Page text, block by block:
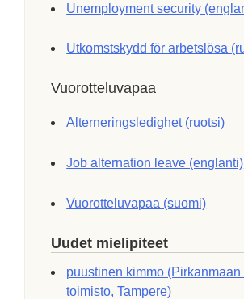
Unemployment security
Utkomstskydd för arbetslösa
Vuorotteluvapaa
Alterneringsledighet (ruotsi)
Job alternation leave (englanti)
Vuorotteluvapaa (suomi)
Uudet mielipiteet
puustinen kimmo (Pirkanmaan
toimisto, Tampere)